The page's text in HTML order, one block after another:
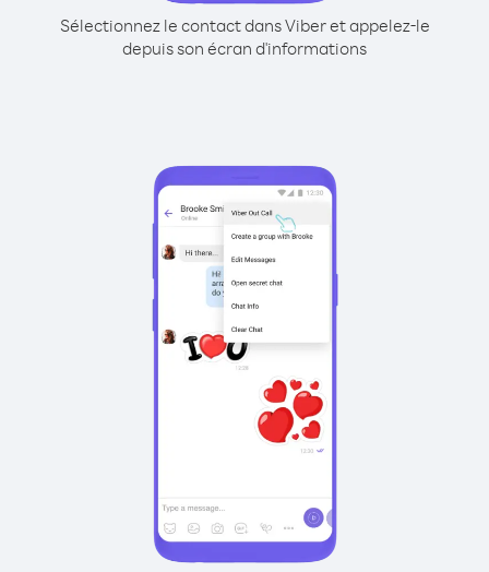
Sélectionnez le contact dans Viber et appelez-le
depuis son écran d'informations